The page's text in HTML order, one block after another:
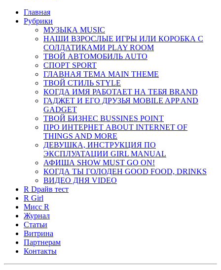
Главная
Рубрики
МУЗЫКА MUSIC
НАШИ ВЗРОСЛЫЕ ИГРЫ ИЛИ КОРОБКА С
СОЛДАТИКАМИ PLAY ROOM
ТВОЙ АВТОМОБИЛЬ AUTO
СПОРТ SPORT
ГЛАВНАЯ ТЕМА MAIN THEME
ТВОЙ СТИЛЬ STYLE
КОГДА ИМЯ РАБОТАЕТ НА ТЕБЯ BRAND
ГАДЖЕТ И ЕГО ДРУЗЬЯ MOBILE APP AND
GADGET
ТВОЙ БИЗНЕС ВUSSINES POINT
ПРО ИНТЕРНЕТ ABOUT INTERNET OF
THINGS AND MORE
ДЕВУШКА, ИНСТРУКЦИЯ ПО
ЭКСПЛУАТАЦИИ GIRL MANUAL
АФИША SHOW MUST GO ON!
КОГДА ТЫ ГОЛОДЕН GOOD FOOD, DRINKS
ВИДЕО ДНЯ VIDEO
R Dрайв тест
R Girl
Мисс R
Журнал
Cтатьи
Витрина
Партнерам
Контакты